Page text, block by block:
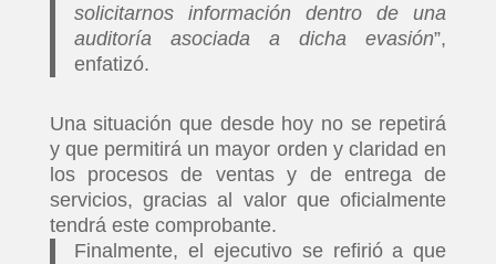
solicitarnos información dentro de una
auditoría asociada a dicha evasión”,
enfatizó.
Una situación que desde hoy no se repetirá
y que permitirá un mayor orden y claridad en
los procesos de ventas y de entrega de
servicios, gracias al valor que oficialmente
tendrá este comprobante.
Finalmente, el ejecutivo se refirió a que